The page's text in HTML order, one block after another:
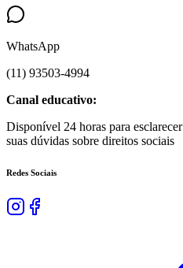
WhatsApp
(11) 93503-4994
Canal educativo:
Disponível 24 horas para esclarecer
suas dúvidas sobre direitos sociais
Redes Sociais